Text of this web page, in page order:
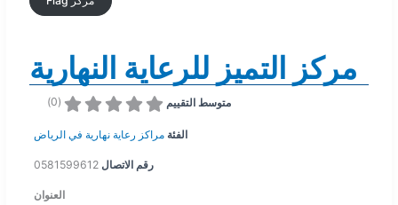
مركز التميز للرعاية النهارية
متوسط التقييم (
0
)
الفئة مراكز رعاية نهارية في الرياض
رقم الاتصال 0581599612
العنوان